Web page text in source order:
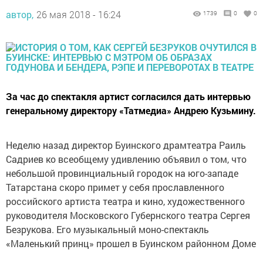
автор, 26 мая 2018 - 16:24 1739 0 0
За час до спектакля артист согласился дать интервью
генеральному директору «Татмедиа» Андрею Кузьмину.
Неделю назад директор Буинского драмтеатра Раиль
Садриев ко всеобщему удивлению объявил о том, что
небольшой провинциальный городок на юго-западе
Татарстана скоро примет у себя прославленного
российского артиста театра и кино, художественного
руководителя Московского Губернского театра Сергея
Безрукова. Его музыкальный моно-спектакль
«Маленький принц» прошел в Буинском районном Доме